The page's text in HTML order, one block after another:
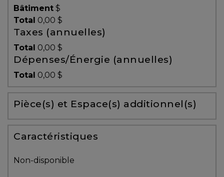
ACHAT
Alerte
immobilière
Avec
un
courtier
vous
Bâtiment $
Total 0,00 $
Taxes (annuelles)
Total 0,00 $
Dépenses/Énergie (annuelles)
Total 0,00 $
Pièce(s) et Espace(s) additionnel(s)
Caractéristiques
Non-disponible